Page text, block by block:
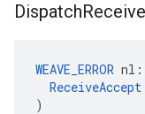
DispatchReceive
WEAVE_ERROR
ReceiveAccept
)